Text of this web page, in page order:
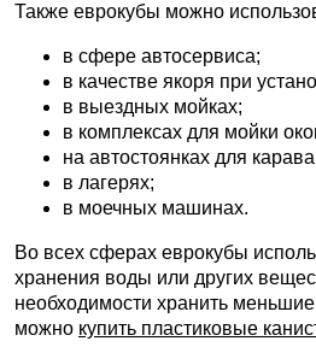
Также еврокубы можно
в сфере автосервиса;
в качестве якоря при
в выездных мойках;
в комплексах для мойки
на автостоянках для
в лагерях;
в моечных машинах.
Во всех сферах еврокубы
хранения воды или других
необходимости хранить
можно купить пластиковые